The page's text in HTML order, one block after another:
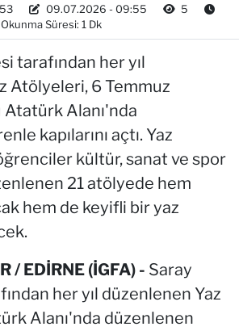
09.07.2026 - 09:55
5
Okunma Süresi: 1 Dk
tarafından her yıl
Atölyeleri, 6 Temmuz
Alanı'nda
kapılarını açtı. Yaz
kültür, sanat ve spor
21 atölyede hem
hem de keyifli bir yaz
/ EDİRNE (İGFA) - Saray
her yıl düzenlenen Yaz
Alanı'nda düzenlenen